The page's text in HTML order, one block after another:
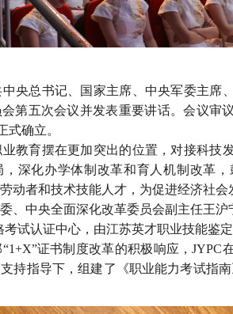
央总书记、国家主席、中央军委主席
第五次会议并发表重要讲话。会议审
式确立。
教育摆在更加突出的位置，对接科技
深化办学体制改革和育人机制改革
动者和技术技能人才，为促进经济社会
、中央全面深化改革委员会副主任王沪
试认证中心，由江苏英才职业技能鉴定
证书制度改革的积极响应，JYPC
持指导下，组建了《职业能力考试指